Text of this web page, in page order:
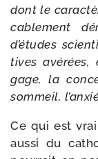
dont le
ca­ble­ment
d’études
tives
gage, la
som­meil,
Ce qui est
aus­si du